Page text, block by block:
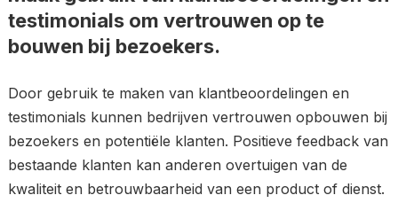
testimonials om vertrouwen op te
bouwen bij bezoekers.
Door gebruik te maken van klantbeoordelingen en
testimonials kunnen bedrijven vertrouwen opbouwen bij
bezoekers en potentiële klanten. Positieve feedback van
bestaande klanten kan anderen overtuigen van de
kwaliteit en betrouwbaarheid van een product of dienst.